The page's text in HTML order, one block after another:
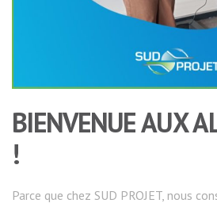
BIENVENUE AUX
!
Parce que chez SUD PROJET, nous